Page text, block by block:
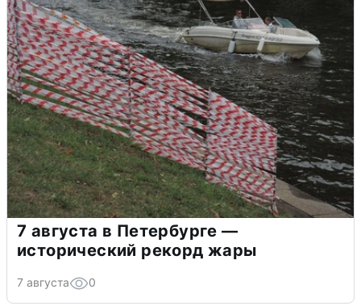
7 августа в Петербурге —
исторический рекорд жары
7 августа 0